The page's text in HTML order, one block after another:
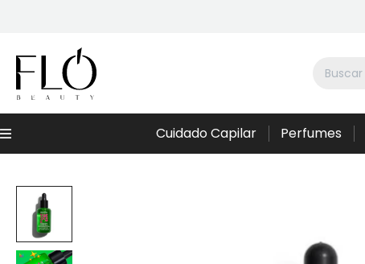
Menú Cuidado Capilar Perfumes